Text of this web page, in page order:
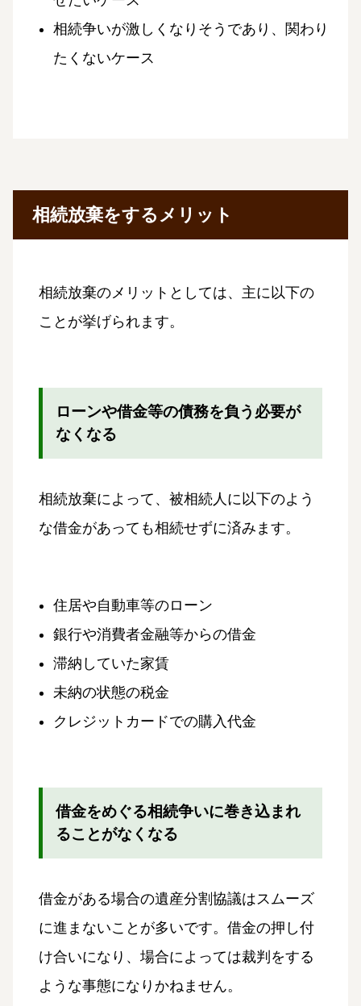
相続争いが激しくなりそうであり、関わり
たくないケース
相続放棄をするメリット
相続放棄のメリットとしては、主に以下の
ことが挙げられます。
ローンや借金等の債務を負う必要が
なくなる
相続放棄によって、被相続人に以下のよう
な借金があっても相続せずに済みます。
住居や自動車等のローン
銀行や消費者金融等からの借金
滞納していた家賃
未納の状態の税金
クレジットカードでの購入代金
借金をめぐる相続争いに巻き込まれ
ることがなくなる
借金がある場合の遺産分割協議はスムーズ
に進まないことが多いです。借金の押し付
け合いになり、場合によっては裁判をする
ような事態になりかねません。